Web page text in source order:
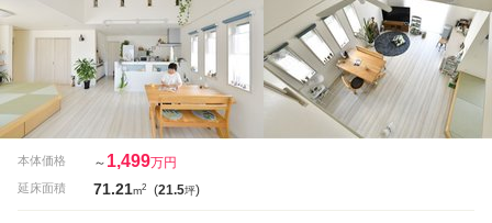
本体価格 ～ 1,499万円
延床面積 71.21m2 (21.5坪)